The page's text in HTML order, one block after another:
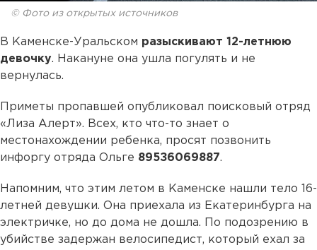
© Фото из открытых источников
В Каменске-Уральском разыскивают 12-летнюю
девочку. Накануне она ушла погулять и не
вернулась.
Приметы пропавшей опубликовал поисковый отряд
«Лиза Алерт». Всех, кто что-то знает о
местонахождении ребенка, просят позвонить
инфоргу отряда Ольге 895З6069887.
Напомним, что этим летом в Каменске нашли тело 16-
летней девушки. Она приехала из Екатеринбурга на
электричке, но до дома не дошла. По подозрению в
убийстве задержан велосипедист, который ехал за